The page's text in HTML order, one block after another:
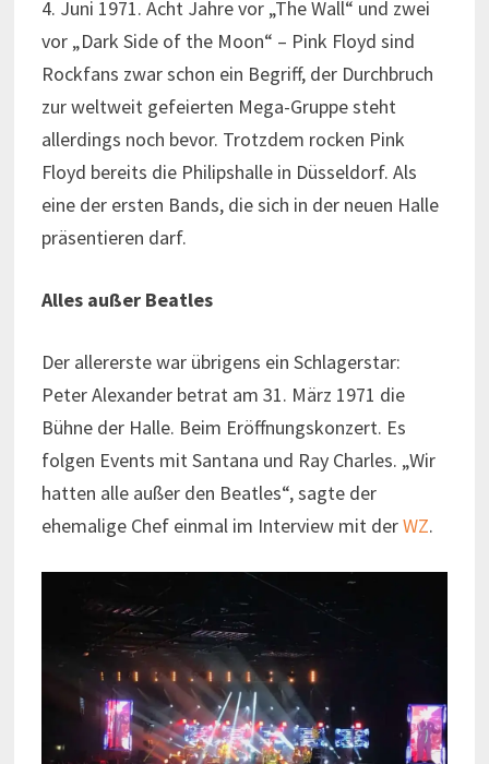
4. Juni 1971. Acht Jahre vor „The Wall“ und zwei
vor „Dark Side of the Moon“ – Pink Floyd sind
Rockfans zwar schon ein Begriff, der Durchbruch
zur weltweit gefeierten Mega-Gruppe steht
allerdings noch bevor. Trotzdem rocken Pink
Floyd bereits die Philipshalle in Düsseldorf. Als
eine der ersten Bands, die sich in der neuen Halle
präsentieren darf.
Alles außer Beatles
Der allererste war übrigens ein Schlagerstar:
Peter Alexander betrat am 31. März 1971 die
Bühne der Halle. Beim Eröffnungskonzert. Es
folgen Events mit Santana und Ray Charles. „Wir
hatten alle außer den Beatles“, sagte der
ehemalige Chef einmal im Interview mit derWZ.